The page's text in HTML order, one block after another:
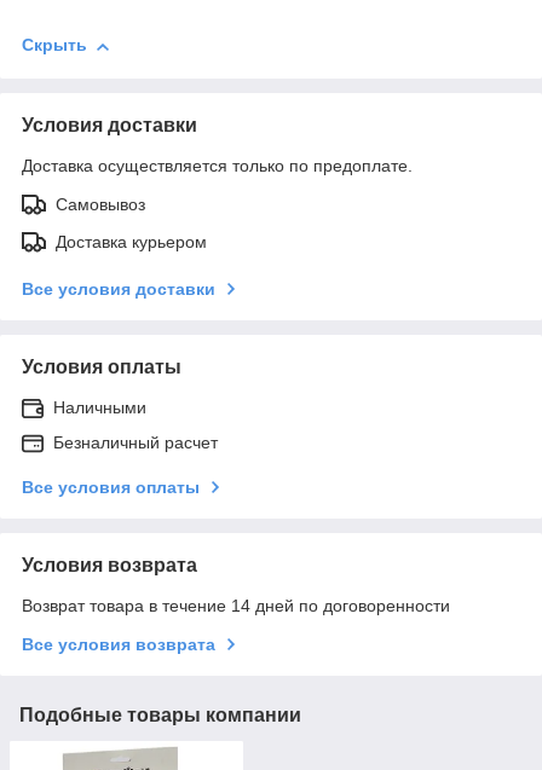
Скрыть
Условия доставки
Доставка осуществляется только по предоплате.
Самовывоз
Доставка курьером
Все условия доставки
Условия оплаты
Наличными
Безналичный расчет
Все условия оплаты
Условия возврата
Возврат товара в течение 14 дней по договоренности
Все условия возврата
Подобные товары компании